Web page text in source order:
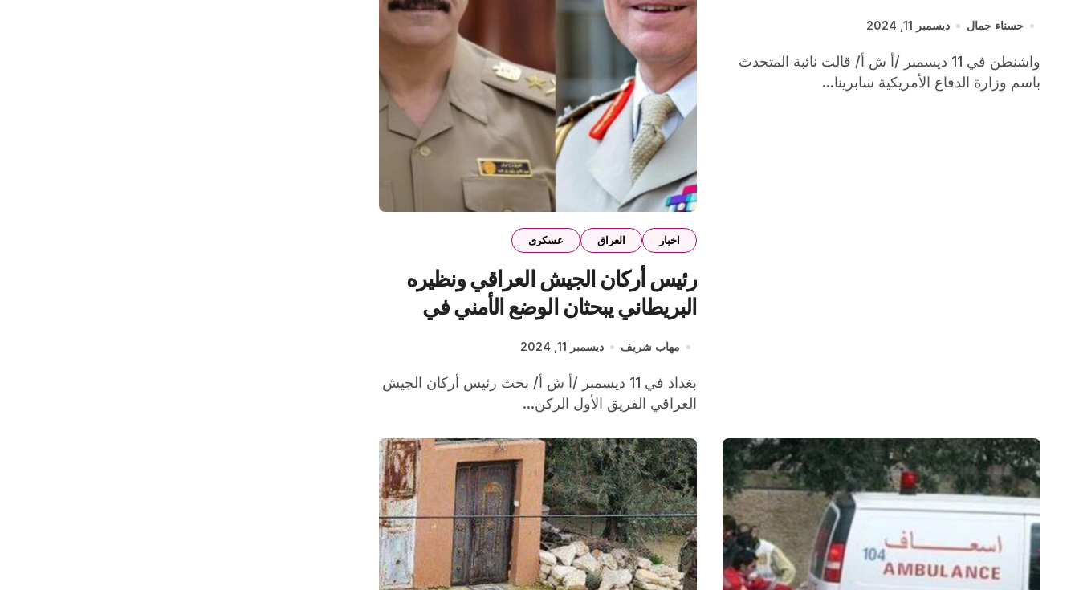
الأوضاع
حسناء جمال ديسمبر 11, 2024
واشنطن في 11 ديسمبر /أ ش أ/ قالت نائبة المتحدث
باسم وزارة الدفاع الأمريكية سابرينا...
اخبار العراق عسكرى
رئيس أركان الجيش العراقي ونظيره
البريطاني يبحثان الوضع الأمني في
المنطقة والجهود الرامية لمكافحة
الإرهاب
مهاب شريف ديسمبر 11, 2024
بغداد في 11 ديسمبر /أ ش أ/ بحث رئيس أركان الجيش
العراقي الفريق الأول الركن...